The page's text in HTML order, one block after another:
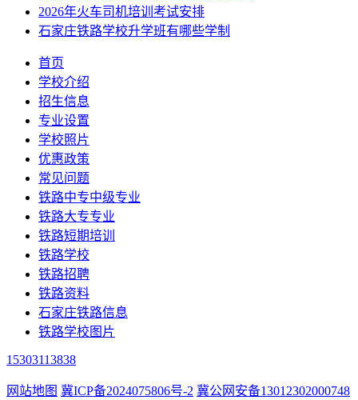
2026年火车司机培训考试安排
石家庄铁路学校升学班有哪些学制
首页
学校介绍
招生信息
专业设置
学校照片
优惠政策
常见问题
铁路中专中级专业
铁路大专专业
铁路短期培训
铁路学校
铁路招聘
铁路资料
石家庄铁路信息
铁路学校图片
15303113838
网站地图 冀ICP备2024075806号-2 冀公网安备13012302000748